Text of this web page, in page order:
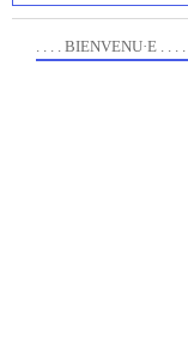
. . . . BIENVENU·E . . . .